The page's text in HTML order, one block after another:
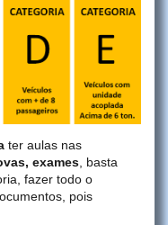
ter aulas nas
exames, basta
fazer todo o
pois